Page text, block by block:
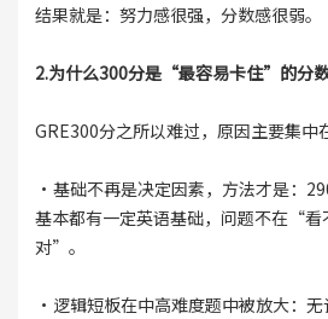
结果就是：努力感很强，分数感很弱。
2.为什么300分是“最容易卡住”的分
GRE300分之所以难过，原因主要集中
·基础不再是决定因素，方法才是：
基本都有一定英语基础，问题不在“
对”。
·逻辑短板在中高难度题中被放大：